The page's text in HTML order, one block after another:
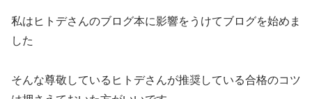
私はヒトデさんのブログ本に影響をうけてブログを始めま
した
そんな尊敬しているヒトデさんが推奨している合格のコツ